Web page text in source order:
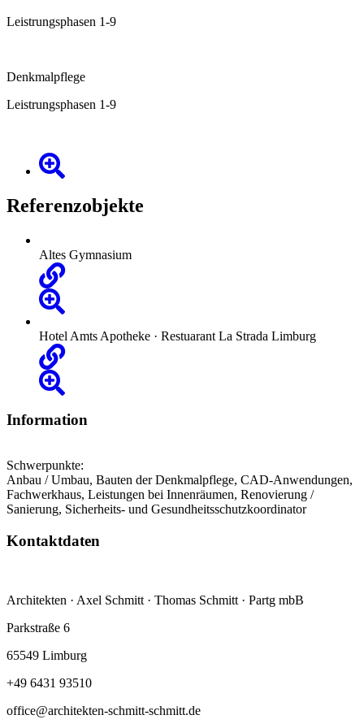
Leistrungsphasen 1-9
Denkmalpflege
Leistrungsphasen 1-9
Referenzobjekte
Altes Gymnasium
Hotel Amts Apotheke · Restuarant La Strada Limburg
Information
Schwerpunkte:
Anbau / Umbau, Bauten der Denkmalpflege, CAD-Anwendungen,
Fachwerkhaus, Leistungen bei Innenräumen, Renovierung /
Sanierung, Sicherheits- und Gesundheitsschutzkoordinator
Kontaktdaten
Architekten · Axel Schmitt · Thomas Schmitt · Partg mbB
Parkstraße 6
65549 Limburg
+49 6431 93510
office@architekten-schmitt-schmitt.de